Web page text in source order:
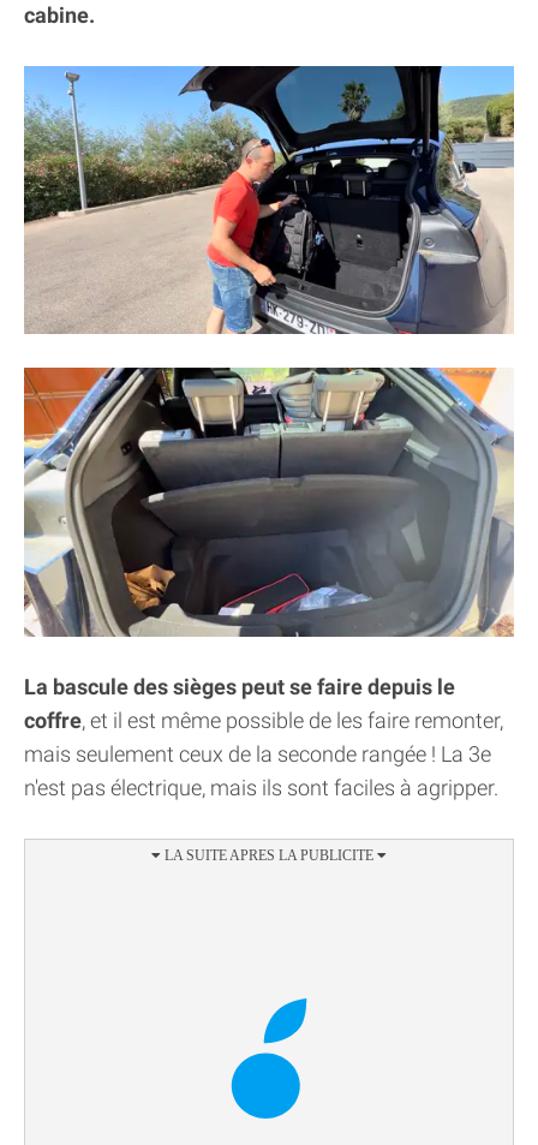
cabine.
La bascule des sièges peut se faire depuis le
coffre, et il est même possible de les faire remonter,
mais seulement ceux de la seconde rangée ! La 3e
n'est pas électrique, mais ils sont faciles à agripper.